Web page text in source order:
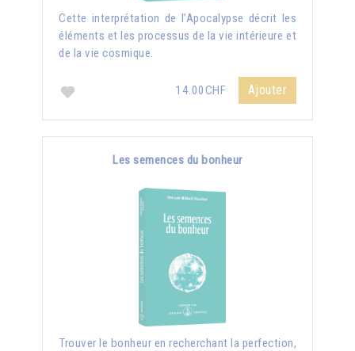
Cette interprétation de l’Apocalypse décrit les
éléments et les processus de la vie intérieure et
de la vie cosmique.
14.00CHF Ajouter
Les semences du bonheur
Trouver le bonheur en recherchant la perfection,